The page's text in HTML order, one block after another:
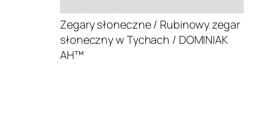
Zegary słoneczne / Rubinowy zegar
słoneczny w Tychach / DOMINIAK
AH™